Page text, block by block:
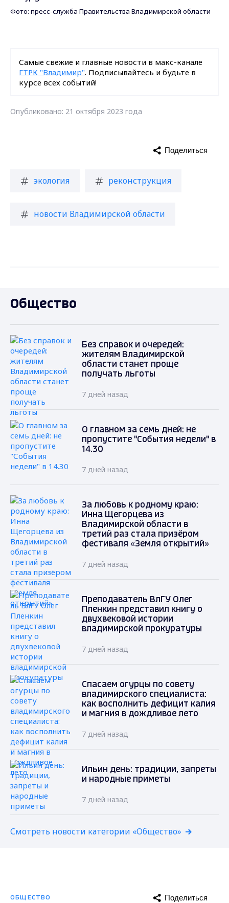
Фото: пресс-служба Правительства Владимирской области
Самые свежие и главные новости в макс-канале
ГТРК "Владимир". Подписывайтесь и будьте в
курсе всех событий!
Опубликовано: 21 октября 2023 года
экология реконструкция
новости Владимирской области
Поделиться
Общество
Без справок и очередей:
жителям Владимирской
области станет проще
получать льготы
7 дней назад
О главном за семь дней: не
пропустите "События недели" в
14.30
7 дней назад
За любовь к родному краю:
Инна Щегорцева из
Владимирской области в
третий раз стала призёром
фестиваля «Земля открытий»
7 дней назад
Преподаватель ВлГУ Олег
Пленкин представил книгу о
двухвековой истории
владимирской прокуратуры
7 дней назад
Спасаем огурцы по совету
владимирского специалиста:
как восполнить дефицит калия
и магния в дождливое лето
7 дней назад
Ильин день: традиции, запреты
и народные приметы
7 дней назад
Смотреть новости категории «Общество»
ОБЩЕСТВО Поделиться